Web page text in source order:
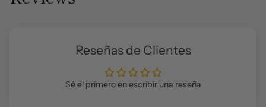
Reseñas de Clientes
Sé el primero en escribir una reseña